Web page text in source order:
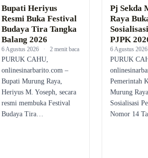
Bupati Heriyus
Resmi Buka Festival
Budaya Tira Tangka
Balang 2026
6 Agustus 2026 · 2 menit baca
PURUK CAHU,
onlinesinarbarito.com –
Bupati Murung Raya,
Heriyus M. Yoseph, secara
resmi membuka Festival
Budaya Tira…
Pj Sekda
Raya
PJPK
6 Agustus 2026
PURUK
Pemerintah
Murung
Sosialisasi
Nomor 14